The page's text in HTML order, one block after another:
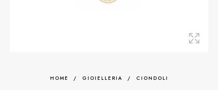
HOME / GIOIELLERIA / CIONDOLI